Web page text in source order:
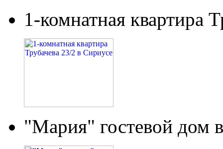
1-комнатная квартира
"Мария" гостевой дом